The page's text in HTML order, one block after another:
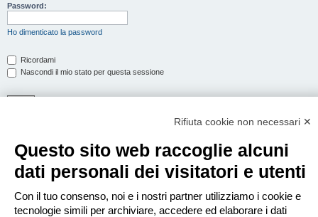
Password:
Ho dimenticato la password
Ricordami
Nascondi il mio stato per questa sessione
Per eseguire il login devi essere registrato. La registrazione richiede solo
pochi secondi e garantisce l’accesso alle funzioni avanzate. L’amministratore
può anche dare permessi speciali agli utenti. Prima di eseguire il login
assicurati di aver letto i termini d’uso e le varie regole.
Condizioni d’uso
Trattamento dei dati personali
Rifiuta cookie non necessari ✕
Questo sito web raccoglie alcuni
dati personali dei visitatori e utenti
Con il tuo consenso, noi e i nostri partner utilizziamo i cookie e
tecnologie simili per archiviare, accedere ed elaborare i dati